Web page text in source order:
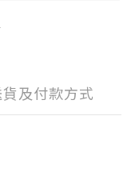
及付款方式